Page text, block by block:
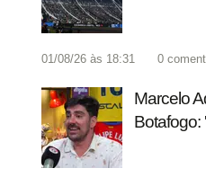
01/08/26 às 18:31 0
Marcelo
Botafogo: